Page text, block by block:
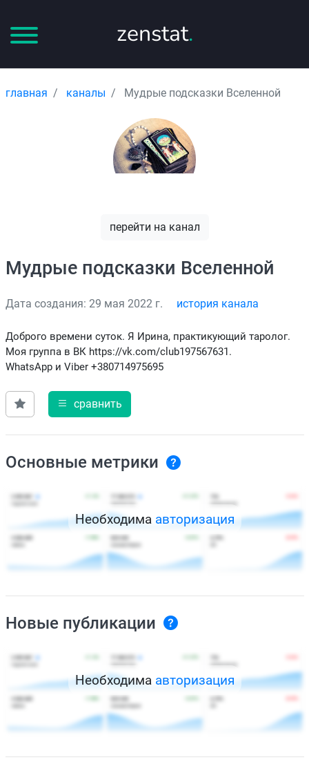
zenstat.
главная каналы Мудрые подсказки Вселенной
перейти на канал
Мудрые подсказки Вселенной
Дата создания: 29 мая 2022 г. история канала
Доброго времени суток. Я Ирина, практикующий таролог.
Моя группа в ВК https://vk.com/club197567631.
WhatsApp и Viber +380714975695
сравнить
Основные метрики
Необходима авторизация
Новые публикации
Необходима авторизация